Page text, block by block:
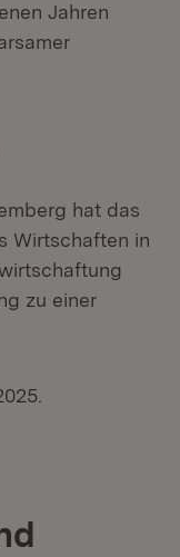
Jahren
hat das
Wirtschaften in
zu einer